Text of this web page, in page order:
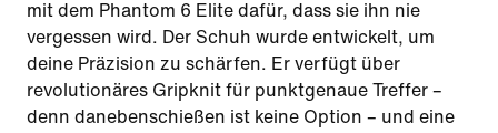
mit dem Phantom 6 Elite dafür, dass sie ihn nie
vergessen wird. Der Schuh wurde entwickelt, um
deine Präzision zu schärfen. Er verfügt über
revolutionäres Gripknit für punktgenaue Treffer –
denn danebenschießen ist keine Option – und eine